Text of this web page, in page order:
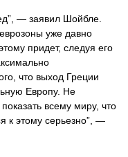
— заявил Шойбле.
уже давно
придет, следуя его
что выход Греции
Европу. Не
всему миру, что
к этому серьезно”, —